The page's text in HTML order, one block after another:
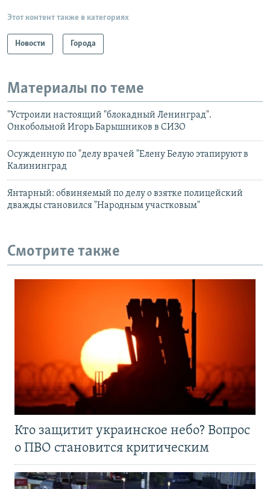
Этот контент также в категориях
Новости Города
Материалы по теме
"Устроили настоящий "блокадный Ленинград".
Онкобольной Игорь Барышников в СИЗО
Осужденную по "делу врачей "Елену Белую этапируют в
Калининград
Янтарный: обвиняемый по делу о взятке полицейский
дважды становился "Народным участковым"
Смотрите также
Кто защитит украинское небо? Вопрос
о ПВО становится критическим